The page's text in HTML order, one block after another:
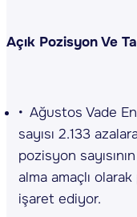
Açık Pozisyon Ve
Ağustos Vade
sayısı 2.133
pozisyon
alma amaçlı olarak
işaret ediyor.